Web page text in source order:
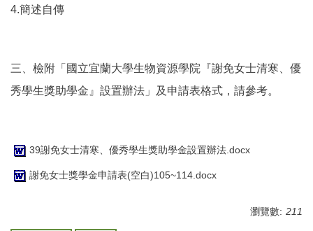
4.簡述自傳
三、檢附「國立宜蘭大學生物資源學院『謝免女士清寒、優
秀學生獎助學金』設置辦法」及申請表格式，請參考。
39謝免女士清寒、優秀學生獎助學金設置辦法.docx
謝免女士獎學金申請表(空白)105~114.docx
瀏覽數: 211